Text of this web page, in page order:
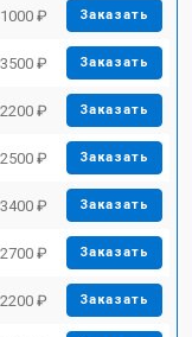
₽ Заказать
₽ Заказать
₽ Заказать
₽ Заказать
₽ Заказать
₽ Заказать
₽ Заказать